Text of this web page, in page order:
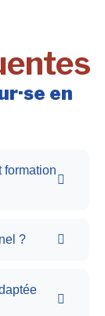
en
formation
?